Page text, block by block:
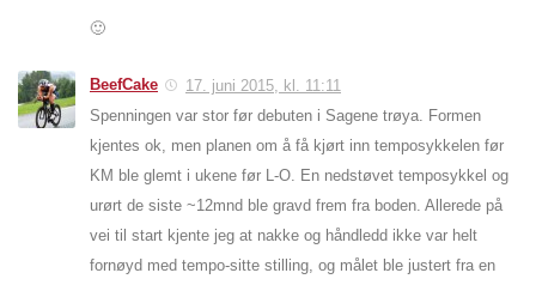
🙂
BeefCake
17. juni 2015, kl. 11:11
Spenningen var stor før debuten i Sagene trøya. Formen
kjentes ok, men planen om å få kjørt inn temposykkelen før
KM ble glemt i ukene før L-O. En nedstøvet temposykkel og
urørt de siste ~12mnd ble gravd frem fra boden. Allerede på
vei til start kjente jeg at nakke og håndledd ikke var helt
fornøyd med tempo-sitte stilling, og målet ble justert fra en